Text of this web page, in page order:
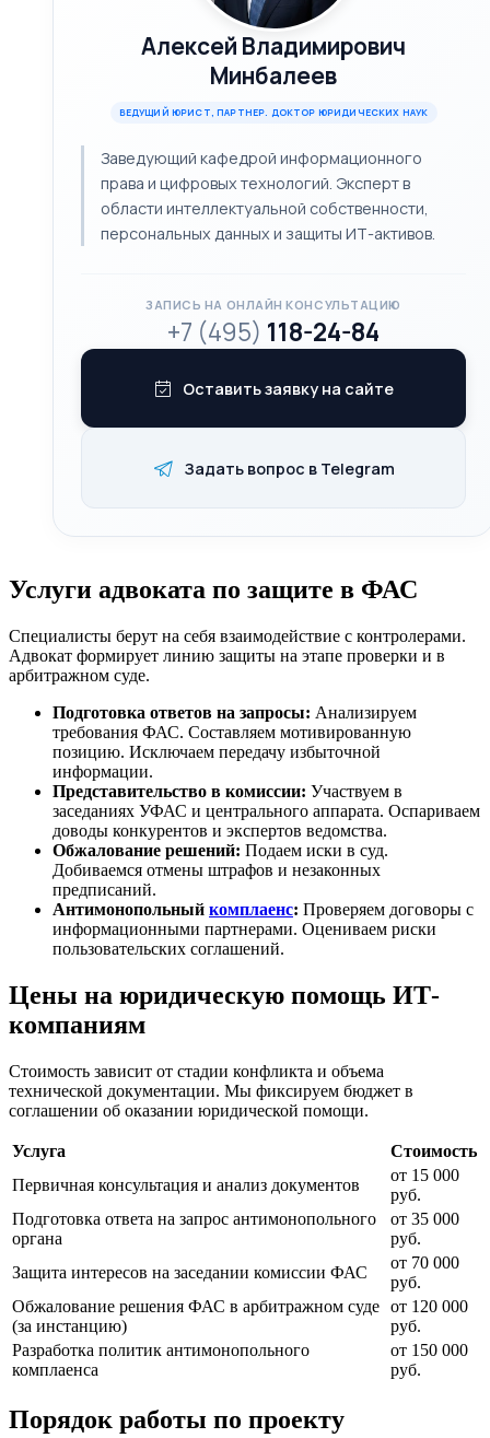
Алексей Владимирович
Минбалеев
ВЕДУЩИЙ ЮРИСТ, ПАРТНЕР. ДОКТОР ЮРИДИЧЕСКИХ НАУК
Заведующий кафедрой информационного
права и цифровых технологий. Эксперт в
области интеллектуальной собственности,
персональных данных и защиты ИТ-активов.
ЗАПИСЬ НА ОНЛАЙН КОНСУЛЬТАЦИЮ
+7 (495) 118-24-84
Оставить заявку на сайте
Задать вопрос в Telegram
Услуги адвоката по защите в ФАС
Специалисты берут на себя взаимодействие с контролерами.
Адвокат формирует линию защиты на этапе проверки и в
арбитражном суде.
Подготовка ответов на запросы: Анализируем
требования ФАС. Составляем мотивированную
позицию. Исключаем передачу избыточной
информации.
Представительство в комиссии: Участвуем в
заседаниях УФАС и центрального аппарата. Оспариваем
доводы конкурентов и экспертов ведомства.
Обжалование решений: Подаем иски в суд.
Добиваемся отмены штрафов и незаконных
предписаний.
Антимонопольный комплаенс: Проверяем договоры с
информационными партнерами. Оцениваем риски
пользовательских соглашений.
Цены на юридическую помощь ИТ-
компаниям
Стоимость зависит от стадии конфликта и объема
технической документации. Мы фиксируем бюджет в
соглашении об оказании юридической помощи.
Услуга
Стоимость
Первичная консультация и анализ документов
от 15 000
руб.
Подготовка ответа на запрос антимонопольного
органа
от 35 000
руб.
Защита интересов на заседании комиссии ФАС
от 70 000
руб.
Обжалование решения ФАС в арбитражном суде
(за инстанцию)
от 120 000
руб.
Разработка политик антимонопольного
комплаенса
от 150 000
руб.
Порядок работы по проекту